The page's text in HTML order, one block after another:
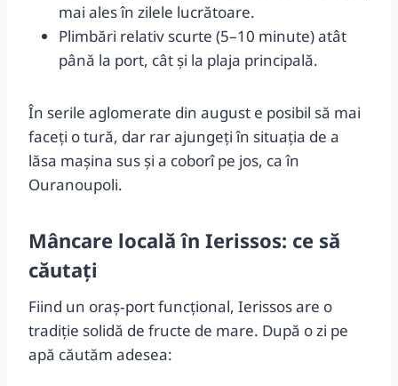
mai ales în zilele lucrătoare.
Plimbări relativ scurte (5–10 minute) atât
până la port, cât și la plaja principală.
În serile aglomerate din august e posibil să mai
faceți o tură, dar rar ajungeți în situația de a
lăsa mașina sus și a coborî pe jos, ca în
Ouranoupoli.
Mâncare locală în Ierissos: ce să
căutați
Fiind un oraș‑port funcțional, Ierissos are o
tradiție solidă de fructe de mare. După o zi pe
apă căutăm adesea: